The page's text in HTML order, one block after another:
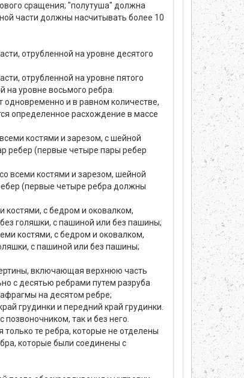
сращения; "полутуша" должна
части должны насчитывать более 10
отрубленной на уровне десятого
отрубленной на уровне пятого
на уровне восьмого ребра.
и в равном количестве,
определенное расхождение в массе
костями и зарезом, с шейной
ребер (первые четыре пары ребер
всеми костями и зарезом, шейной
(первые четыре ребра должны
костями, с бедром и оковалком,
голяшки, с пашиной или без пашины;
костями, с бедром и оковалком,
с пашиной или без пашины;
включающая верхнюю часть
с десятью ребрами путем разруба
на десятом ребре;
грудинки и передний край грудинки.
так и без него.
те ребра, которые не отделены
которые были соединены с